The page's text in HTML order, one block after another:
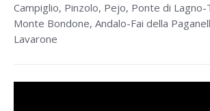
Campiglio, Pinzolo, Pejo, Ponte di
Monte Bondone, Andalo-Fai della
Lavarone